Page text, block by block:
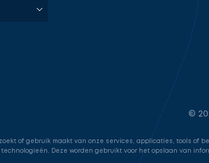
©
of gebruik maakt van onze services, applicaties, tools of
technologieën. Deze worden gebruikt voor het opslaan van